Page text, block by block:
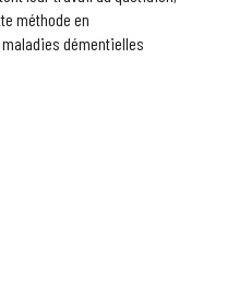
méthode en
démentielles